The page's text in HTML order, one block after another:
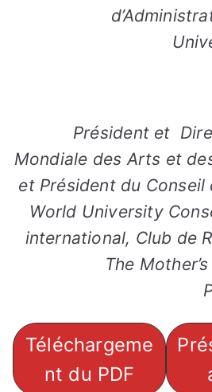
Président et
Mondiale des Arts et
et Président du Conseil
World University
international, Club de
The
Téléchargeme
nt du PDF